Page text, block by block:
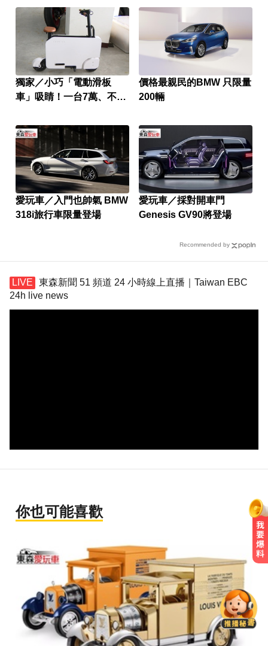
獨家／小巧「電動滑板
車」吸睛！一台7萬、不可
價格最親民的BMW 只限量
200輛
愛玩車／入門也帥氣 BMW
318i旅行車限量登場
愛玩車／採對開車門
Genesis GV90將登場
Recommended by
東森新聞 51 頻道 24 小時線上直播｜Taiwan EBC
24h live news
你也可能喜歡
曾號召反女權集會！36歲網紅陳屍
住處 死因待查
新北人妻曬內褲被沾「嘉明」！竟
是老公爺爺帶回房磨蹭 氣炸提告